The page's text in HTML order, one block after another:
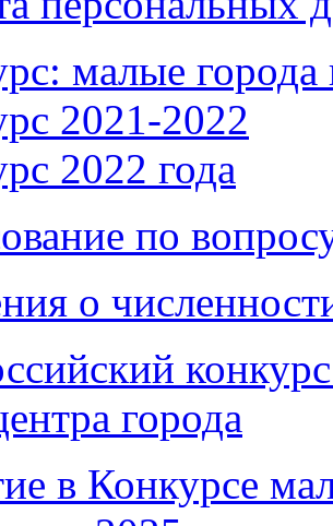
малые города
2021-2022
2022 года
по
о
города
в Конкурсе